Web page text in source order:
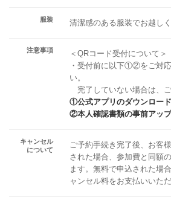
服装 清潔感のある服装でお越しく
注意事項
＜QRコード受付について＞
・受付前に以下①②をご対
い。
完了していない場合は、ご
①公式アプリのダウンロー
②本人確認書類の事前アッ
キャンセル
について
ご予約手続き完了後、お客
された場合、参加費と同額
ます。無料で申込された場
ャンセル料をお支払いいただ